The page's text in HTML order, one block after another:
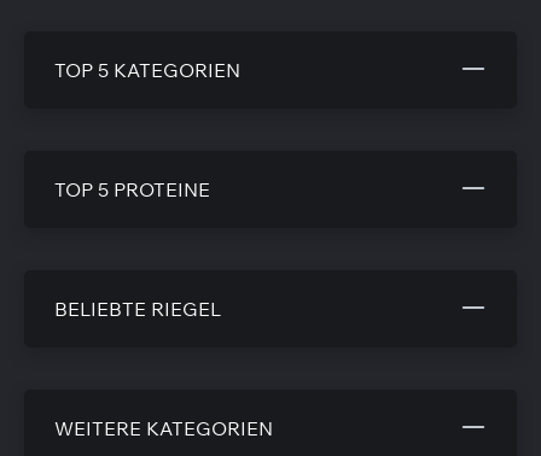
TOP 5 KATEGORIEN
TOP 5 PROTEINE
BELIEBTE RIEGEL
WEITERE KATEGORIEN